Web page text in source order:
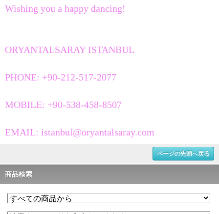
Wishing you a happy dancing!
ORYANTALSARAY ISTANBUL
PHONE: +90-212-517-2077
MOBILE: +90-538-458-8507
EMAIL: istanbul@oryantalsaray.com
ページの先頭へ戻る
商品検索